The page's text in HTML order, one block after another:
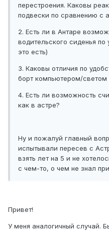
перестроения. Каковы
подвески по сравнению с
2. Есть ли в Антаре
водительского сиденья по
это есть)
3. Каковы отличия по
борт компьютером/светом
4. Есть ли возможность
как в астре?
Ну и пожалуй главный
испытывали пересев с
взять лет на 5 и не
с чем-то, о чем не знал
Привет!
У меня аналогичный случай.